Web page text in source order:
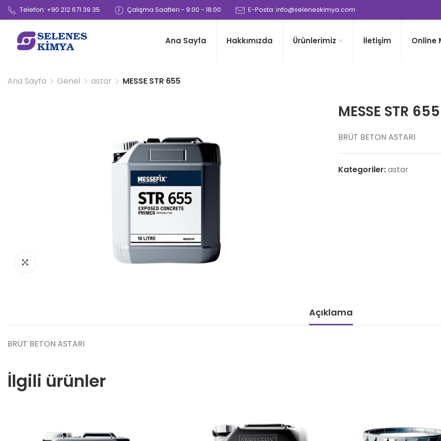
Telefon: +90 212 671 39 35 Çalışma Saatleri - 9:00 - 18:00 E-Posta: info@seleneskimya.com
Ana Sayfa Hakkımızda Ürünlerimiz İletişim Online
Ana Sayfa Genel astar MESSE STR 655
MESSE STR 655
BRÜT BETON ASTARI
Kategoriler:astar
Açıklama
BRÜT BETON ASTARI
İlgili ürünler